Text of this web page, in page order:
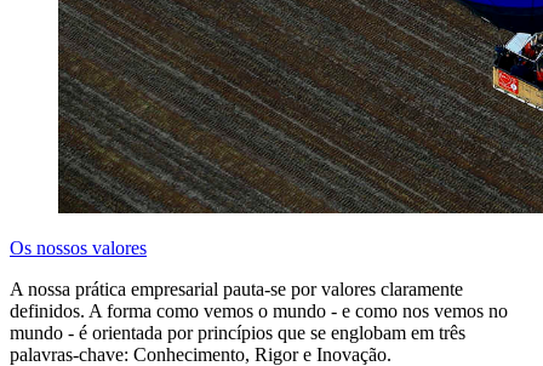
Os nossos valores
A nossa prática empresarial pauta-se por valores claramente
definidos. A forma como vemos o mundo - e como nos vemos no
mundo - é orientada por princípios que se englobam em três
palavras-chave: Conhecimento, Rigor e Inovação.